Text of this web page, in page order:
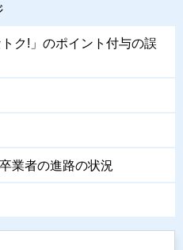
ク!」のポイント付与の誤
業者の進路の状況